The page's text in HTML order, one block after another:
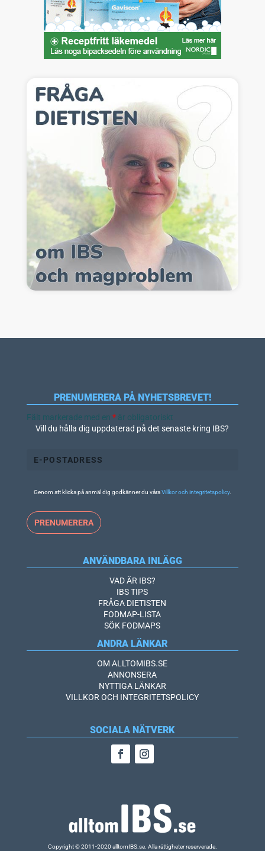
PRENUMERERA PÅ NYHETSBREVET!
Fält markerade med en *är obligatoriskt
Vill du hålla dig uppdaterad på det senaste kring IBS?
Genom att klicka på anmäl dig godkänner du våraVillkor och integritetspolicy.
ANVÄNDBARA INLÄGG
VAD ÄR IBS?
IBS TIPS
FRÅGA DIETISTEN
FODMAP-LISTA
SÖK FODMAPS
ANDRA LÄNKAR
OM ALLTOMIBS.SE
ANNONSERA
NYTTIGA LÄNKAR
VILLKOR OCH INTEGRITETSPOLICY
SOCIALA NÄTVERK
Copyright © 2011-2020 alltomIBS.se. Alla rättigheter reserverade.